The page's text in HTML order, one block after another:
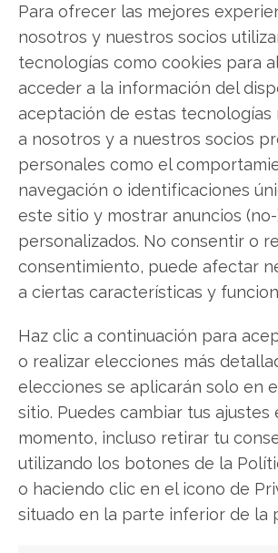
Para ofrecer las mejores
nosotros y nuestros socios
tecnologías como cookies para
acceder a la información del
aceptación de estas tecnologías
a nosotros y a nuestros socios
personales como el
navegación o identificaciones
este sitio y mostrar anuncios (no-
personalizados. No consentir o
consentimiento, puede afectar
a ciertas características y
Haz clic a continuación para
o realizar elecciones más
elecciones se aplicarán solo en
sitio. Puedes cambiar tus ajustes
momento, incluso retirar tu
utilizando los botones de la
o haciendo clic en el icono de
situado en la parte inferior de la
Compartir este artículo
Twitter
Facebook
Copiar enlace
SOBRE EL AUTOR
Laura Fernández
Analista tecnológica enfocada en
comercio electrónico y
Colaboradora habitual en medios